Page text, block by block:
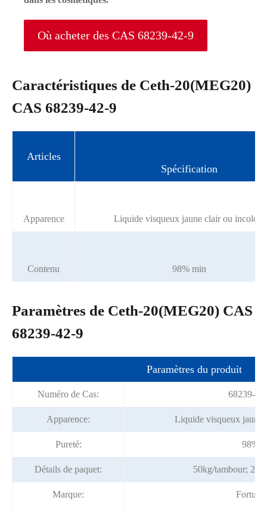
Où acheter des CAS 68239-42-9
Caractéristiques de Ceth-20(MEG20)
CAS 68239-42-9
Articles
Spécification
Apparence Liquide visqueux jaune clair ou incolore
Contenu 98% min
Paramètres de Ceth-20(MEG20) CAS
68239-42-9
Paramètres du produit
Numéro de Cas: 68239-
Apparence: Liquide visqueux jaune
Pureté: 98%
Détails de paquet: 50kg/tambour;
Marque: Fortuna